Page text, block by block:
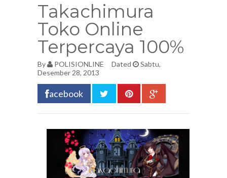
Takachimura
Toko Online
Terpercaya 100%
By POLISIONLINE Dated
Sabtu,
Desember 28, 2013
acebook